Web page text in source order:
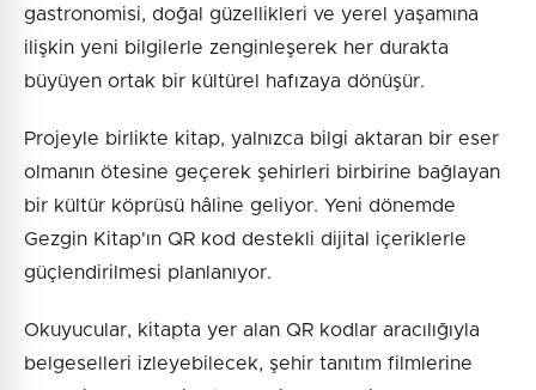
gastronomisi, doğal güzellikleri ve yerel yaşamına
ilişkin yeni bilgilerle zenginleşerek her durakta
büyüyen ortak bir kültürel hafızaya dönüşür.
Projeyle birlikte kitap, yalnızca bilgi aktaran bir eser
olmanın ötesine geçerek şehirleri birbirine bağlayan
bir kültür köprüsü hâline geliyor. Yeni dönemde
Gezgin Kitap'ın QR kod destekli dijital içeriklerle
güçlendirilmesi planlanıyor.
Okuyucular, kitapta yer alan QR kodlar aracılığıyla
belgeselleri izleyebilecek, şehir tanıtım filmlerine